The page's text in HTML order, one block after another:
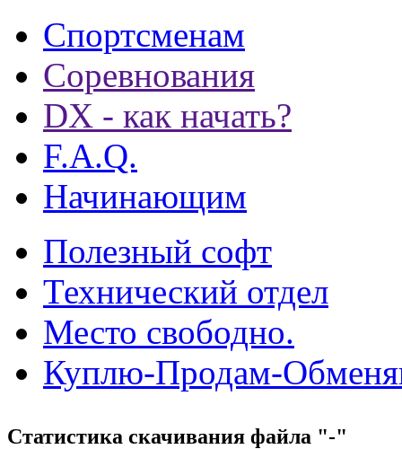
Спортсменам
Соревнования
DX - как начать?
F.A.Q.
Начинающим
Полезный софт
Технический отдел
Место свободно.
Куплю-Продам-
Статистика скачивания файла "-"